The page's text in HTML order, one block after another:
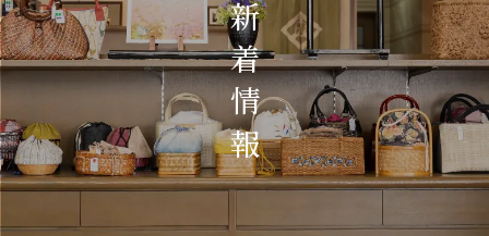
新
着
情
報